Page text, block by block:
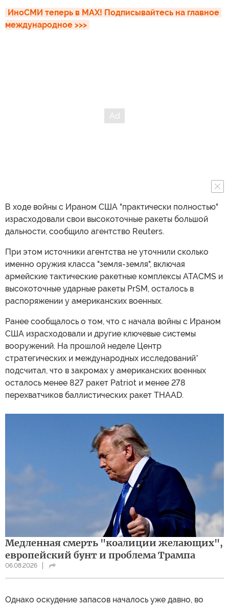
ИноСМИ теперь в MAX! Подписывайтесь на главное
международное >>>
В ходе войны с Ираном США "практически полностью"
израсходовали свои высокоточные ракеты большой
дальности, сообщило агентство Reuters.
При этом источники агентства не уточнили сколько
именно оружия класса "земля-земля", включая
армейские тактические ракетные комплексы ATACMS и
высокоточные ударные ракеты PrSM, осталось в
распоряжении у американских военных.
Ранее сообщалось о том, что с начала войны с Ираном
США израсходовали и другие ключевые системы
вооружений. На прошлой неделе Центр
стратегических и международных исследований*
подсчитал, что в закромах у американских военных
осталось менее 827 ракет Patriot и менее 278
перехватчиков баллистических ракет THAAD.
Медленная смерть "коалиции желающих",
европейский бунт и проблема Трампа
06.08.2026
Однако оскудение запасов началось уже давно, во